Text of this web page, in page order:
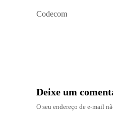
Codecom
Deixe um
O seu endereço de e-mail